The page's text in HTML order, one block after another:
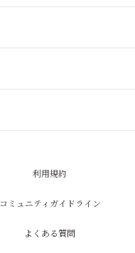
利用規約
コミュニティガイドライン
よくある質問